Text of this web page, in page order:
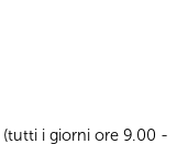
i giorni ore 9.00 -